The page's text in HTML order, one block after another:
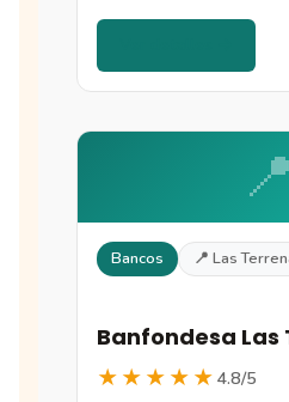
📍
Bancos 📍 Las
Banfondesa Las
★★★★★ 4.8/5